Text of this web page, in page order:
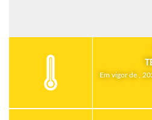
Em vigor de ,